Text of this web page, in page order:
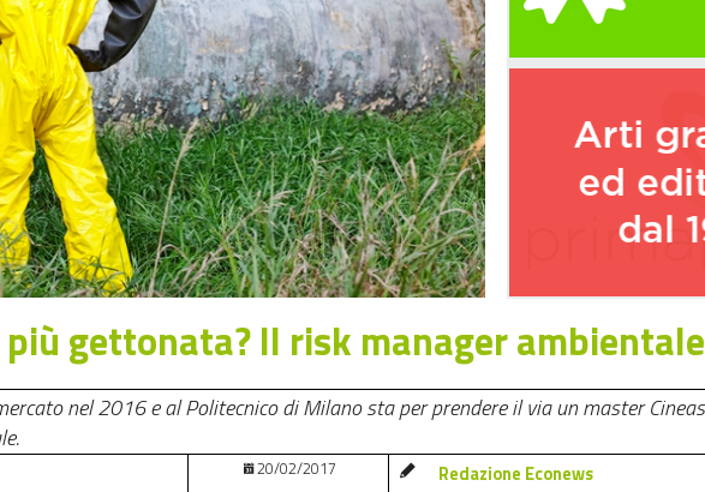
più gettonata? Il risk manager ambientale
il via un master Cineas per i professionisti
20/02/2017 Redazione Econews